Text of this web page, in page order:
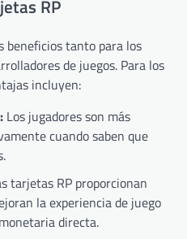
RP
beneficios tanto para los
de juegos. Para los
incluyen:
Los jugadores son más
cuando saben que
tarjetas RP proporcionan
la experiencia de juego
directa.